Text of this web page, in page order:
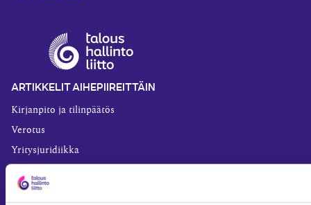
ARTIKKELIT AIHEPIIREITTÄIN
Kirjanpito ja tilinpäätös
Verotus
Yritysjuridiikka
Henkilöstöhallinto